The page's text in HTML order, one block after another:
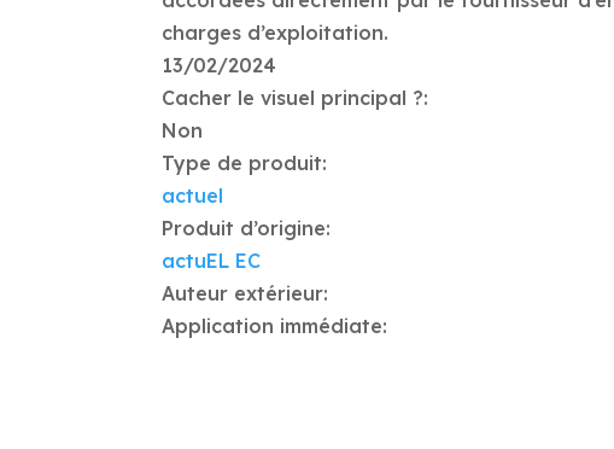
charges d’exploitation.
13/02/2024
Cacher le visuel principal ?:
Non
Type de produit:
actuel
Produit d’origine:
actuEL EC
Auteur extérieur:
Application immédiate: